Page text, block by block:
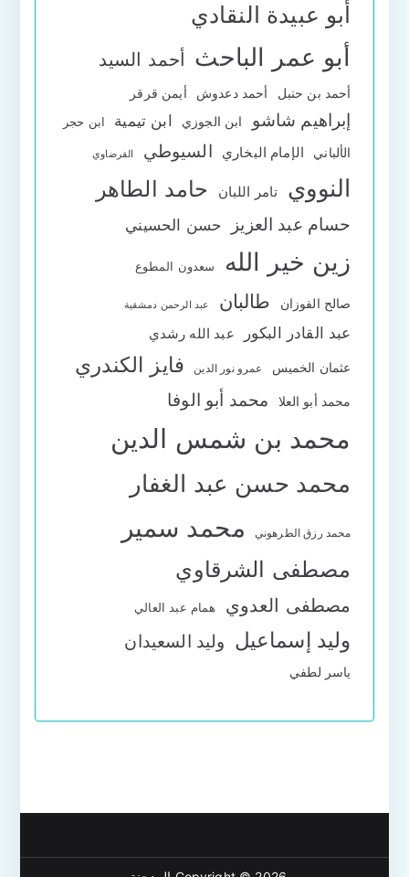
أبو عبيدة النقادي
أبو عمر الباحث أحمد السيد
أحمد بن حنبل أحمد دعدوش أيمن قرقر
إبراهيم شاشو ابن الجوزي ابن تيمية ابن حجر
الألباني الإمام البخاري السيوطي القرضاوي
النووي تامر اللبان حامد الطاهر
حسام عبد العزيز حسن الحسيني
زين خير الله سعدون المطوع
صالح الفوزان طالبان عبد الرحمن دمشقية
عبد القادر البكور عبد الله رشدي
عثمان الخميس عمرو نور الدين فايز الكندري
محمد أبو العلا محمد أبو الوفا
محمد بن شمس الدين
محمد حسن عبد الغفار
محمد رزق الطرهوني محمد سمير
مصطفى الشرقاوي
مصطفى العدوي همام عبد العالي
وليد إسماعيل وليد السعيدان
ياسر لطفي